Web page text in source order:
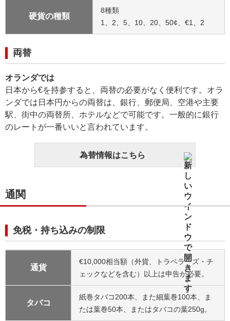
硬貨の種類
8種類
1、2、5、10、20、50¢、€1、2
両替
オランダでは
日本から€を持参すると、両替の必要がなく便利です。オラ
ンダでは日本円からの両替は、銀行、郵便局、空港や主要
駅、街中の両替所、ホテルなどで可能です。一般的に銀行
のレートが一番いいと言われています。
為替情報はこちら
通関
免税・持ち込みの制限
通貨
€10,000相当額（外貨、トラベラーズ・チ
ェックなどを含む）以上は申告が必要。
タバコ
紙巻タバコ200本、また細葉巻100本、ま
たは葉巻50本、またはタバコの葉250g。